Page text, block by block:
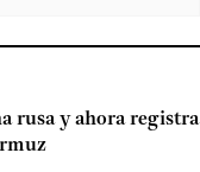
rusa y ahora registra